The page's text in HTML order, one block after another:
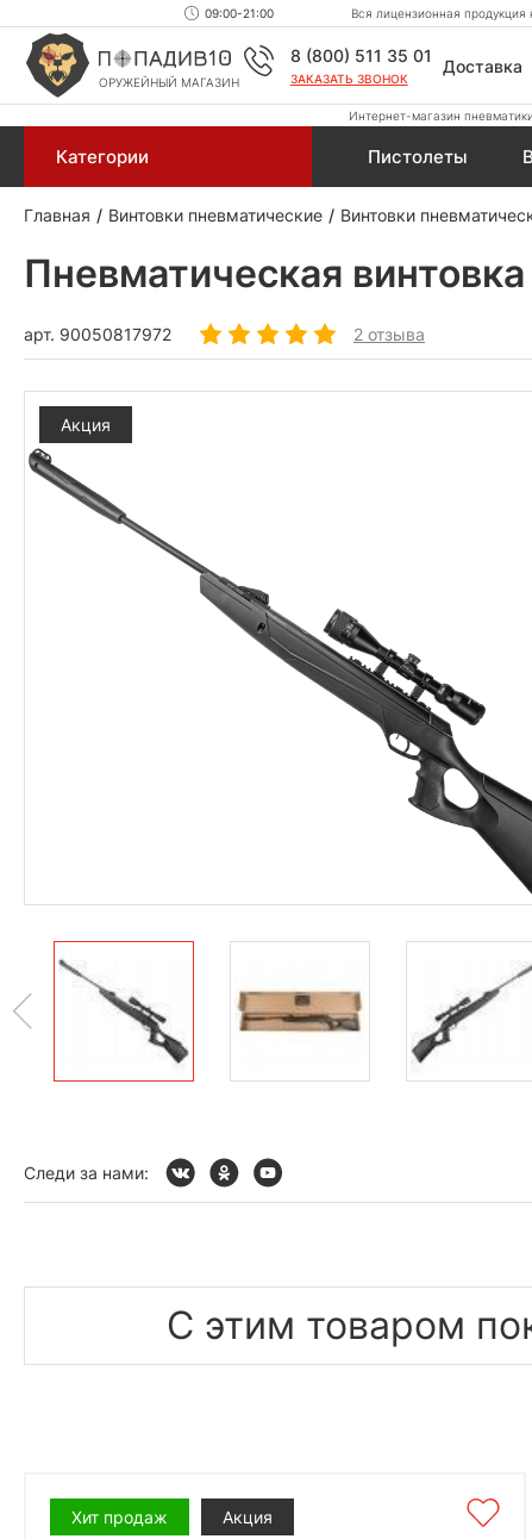
09:00-21:00 Вся лицензионная
ОРУЖЕЙНЫЙ МАГАЗИН
8 (800) 511 35 01
ЗАКАЗАТЬ ЗВОНОК
Доставка
Интернет-магазин
Категории Пистолеты
Главная Винтовки пневматические Винтовки
Пневматическая
арт. 90050817972 2 отзыва
Акция
Следи за нами:
С этим товаром
Хит продаж Акция